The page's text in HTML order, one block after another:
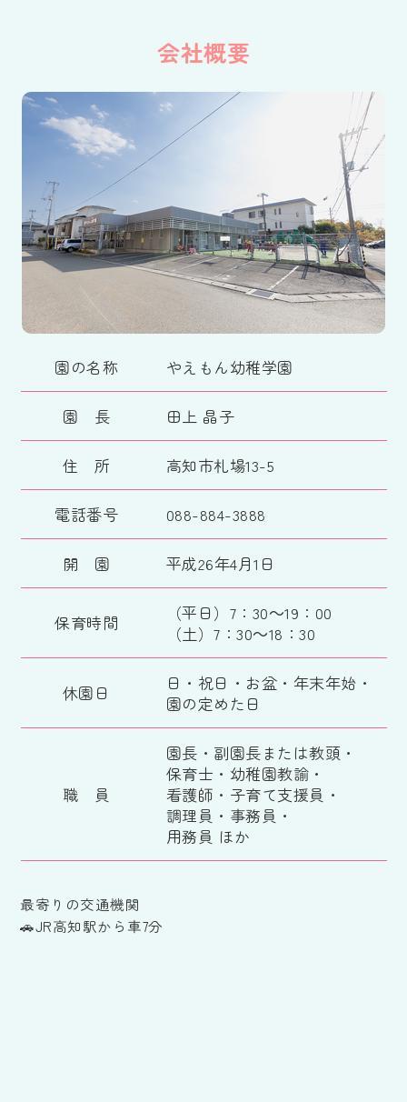
会社概要
園の名称 やえもん幼稚学園
園 長 田上 晶子
住 所 高知市札場13-5
電話番号 088-884-3888
開 園 平成26年4月1日
保育時間
（平日）7：30～19：00
（土）7：30～18：30
休園日
日・祝日・お盆・年末年始・
園の定めた日
職 員
園長・副園長または教頭・
保育士・幼稚園教諭・
看護師・子育て支援員・
調理員・事務員・
用務員 ほか
最寄りの交通機関
🚗JR高知駅から車7分